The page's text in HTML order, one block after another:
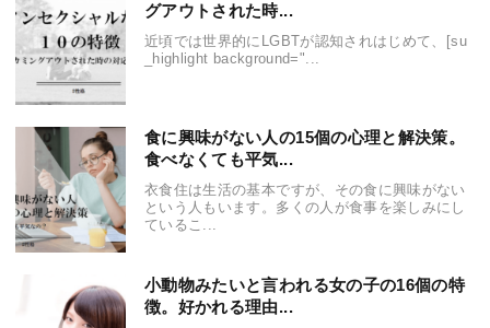
グアウトされた時...
近頃では世界的にLGBTが認知されはじめて、[su
_highlight background="...
食に興味がない人の15個の心理と解決策。
食べなくても平気...
衣食住は生活の基本ですが、その食に興味がない
という人もいます。多くの人が食事を楽しみにし
ているこ...
小動物みたいと言われる女の子の16個の特
徴。好かれる理由...